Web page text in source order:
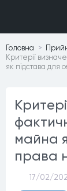
Головна
Критерії
як підстава для
майна
права
17/02/